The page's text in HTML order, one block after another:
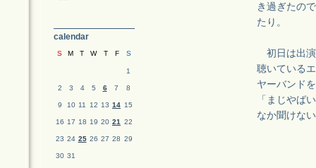
き過ぎたの
たり。
初日は出演
聴いている
ヤーバンド
「まじやば
なか聞けな
calendar
S M T W T F S
1
2 3 4 5 6 7 8
9 10 11 12 13 14 15
16 17 18 19 20 21 22
23 24 25 26 27 28 29
30 31